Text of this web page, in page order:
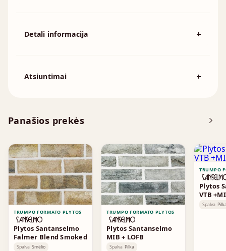
Panašios prekės
TRUMPO FORMATO PLYTOS
Plytos Santanselmo
Falmer Blend Smoked
Spalva Smėlio
TRUMPO FORMATO PLYTOS
Plytos Santanselmo
MIB + LOFB
Spalva Pilka
TRUMPO
Plytos
VTB
Spalva
Detali informacija
Išmatavimai
Atsiuntimai